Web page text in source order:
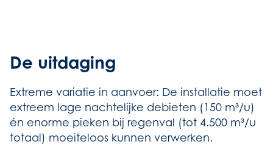
De uitdaging
Extreme variatie in aanvoer: De installatie moet
extreem lage nachtelijke debieten (150 m³/u)
én enorme pieken bij regenval (tot 4.500 m³/u
totaal) moeiteloos kunnen verwerken.